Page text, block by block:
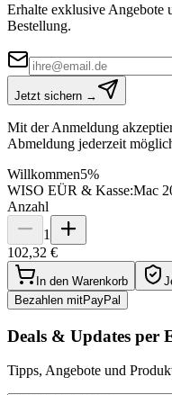
Erhalte exklusive Angebote
Bestellung.
Jetzt sichern →
Mit der Anmeldung
Abmeldung jederzeit
Willkommen5%
WISO EÜR & Kasse:Mac
Anzahl
1
102,32 €
In den Warenkorb
Bezahlen mitPayPal
Deals & Updates per
Tipps, Angebote und